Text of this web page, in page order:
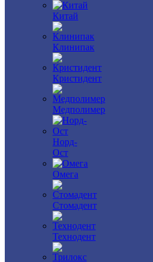
Китай
Клинипак
Кристидент
Медполимер
Норд-
Ост
Омега
Стомадент
Технодент